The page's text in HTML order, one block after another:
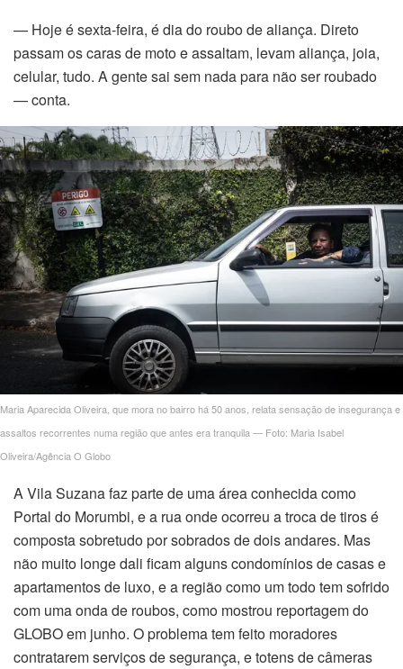
— Hoje é sexta-feira, é dia do roubo de aliança. Direto
passam os caras de moto e assaltam, levam aliança, joia,
celular, tudo. A gente sai sem nada para não ser roubado
— conta.
Maria Aparecida Oliveira, que mora no bairro há 50 anos, relata sensação de insegurança e
assaltos recorrentes numa região que antes era tranquila — Foto: Maria Isabel
Oliveira/Agência O Globo
A Vila Suzana faz parte de uma área conhecida como
Portal do Morumbi, e a rua onde ocorreu a troca de tiros é
composta sobretudo por sobrados de dois andares. Mas
não muito longe dali ficam alguns condomínios de casas e
apartamentos de luxo, e a região como um todo tem sofrido
com uma onda de roubos, como mostrou reportagem do
GLOBO em junho. O problema tem feito moradores
contratarem serviços de segurança, e totens de câmeras